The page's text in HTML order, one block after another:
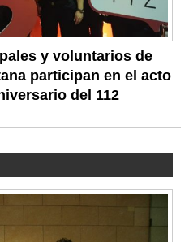
y voluntarios de
participan en el acto
del 112